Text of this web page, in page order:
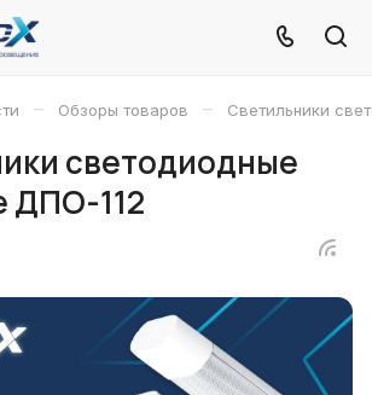
– Обзоры товаров – Светильники
светодиодные
ДПО-112